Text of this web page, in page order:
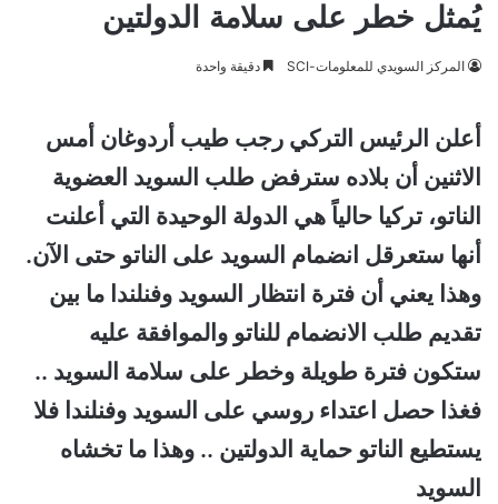
يُمثل خطر على سلامة الدولتين
المركز السويدي للمعلومات-SCI دقيقة واحدة
أعلن الرئيس التركي رجب طيب أردوغان أمس
الاثنين أن بلاده سترفض طلب السويد العضوية
الناتو، تركيا حالياً هي الدولة الوحيدة التي أعلنت
أنها ستعرقل انضمام السويد على الناتو حتى الآن.
وهذا يعني أن فترة انتظار السويد وفنلندا ما بين
تقديم طلب الانضمام للناتو والموافقة عليه
ستكون فترة طويلة وخطر على سلامة السويد ..
فغذا حصل اعتداء روسي على السويد وفنلندا فلا
يستطيع الناتو حماية الدولتين .. وهذا ما تخشاه
السويد